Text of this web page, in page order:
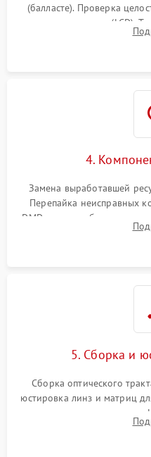
(балласте). Проверка
или поляризаторов (LCD).
температуры и
4.
Замена выработавшей
Перепайка неисправных
DMD-чипа при битых
колеса или
5. Сборка и
Сборка оптического
юстировка линз и матриц
и устранения
шлейфов, установка